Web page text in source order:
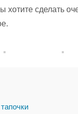
хотите сделать